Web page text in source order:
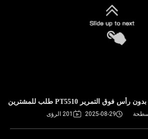
2025-08-29 201 الرؤى